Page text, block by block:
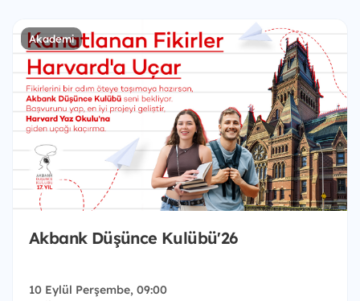
Akademi
Akbank Düşünce Kulübü'26
10 Eylül Perşembe, 09:00